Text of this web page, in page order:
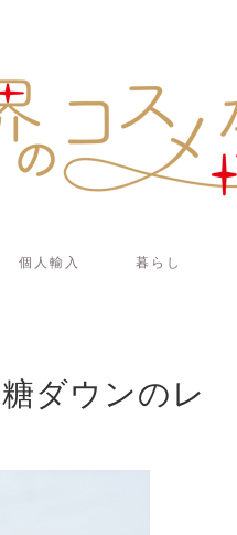
個人輸入 暮らし
ダウンのレ